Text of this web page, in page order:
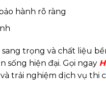
hành rõ ràng
trọng và chất liệu
sống hiện đại. Gọi ngay
trải nghiệm dịch vụ thi